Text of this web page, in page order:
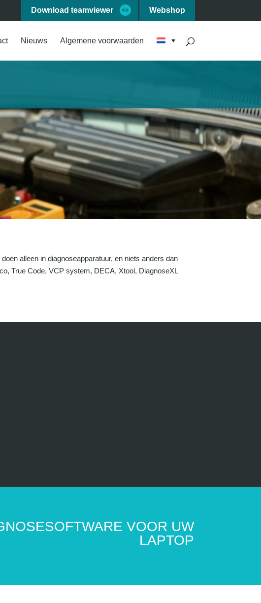
Download teamviewer Webshop
Nieuws Algemene voorwaarden
alleen in diagnoseapparatuur, en niets anders dan
True Code, VCP system, DECA, Xtool, DiagnoseXL
VOOR UW
LAPTOP